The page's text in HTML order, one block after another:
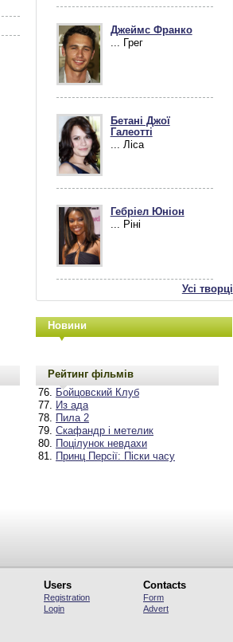
Джеймс Франко
... Грег
Бетані Джої
Галеотті
... Ліса
Гебріел Юніон
... Ріні
Усі творці
Новини
Рейтинг фільмів
Бойцовский Клуб
Из ада
Пила 2
Скафандр і метелик
Поцілунок невдахи
Принц Персії: Піски часу
Users
Registration
Login
Contacts
Form
Advert